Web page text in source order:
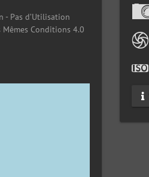
- Pas d’Utilisation
Mêmes Conditions 4.0